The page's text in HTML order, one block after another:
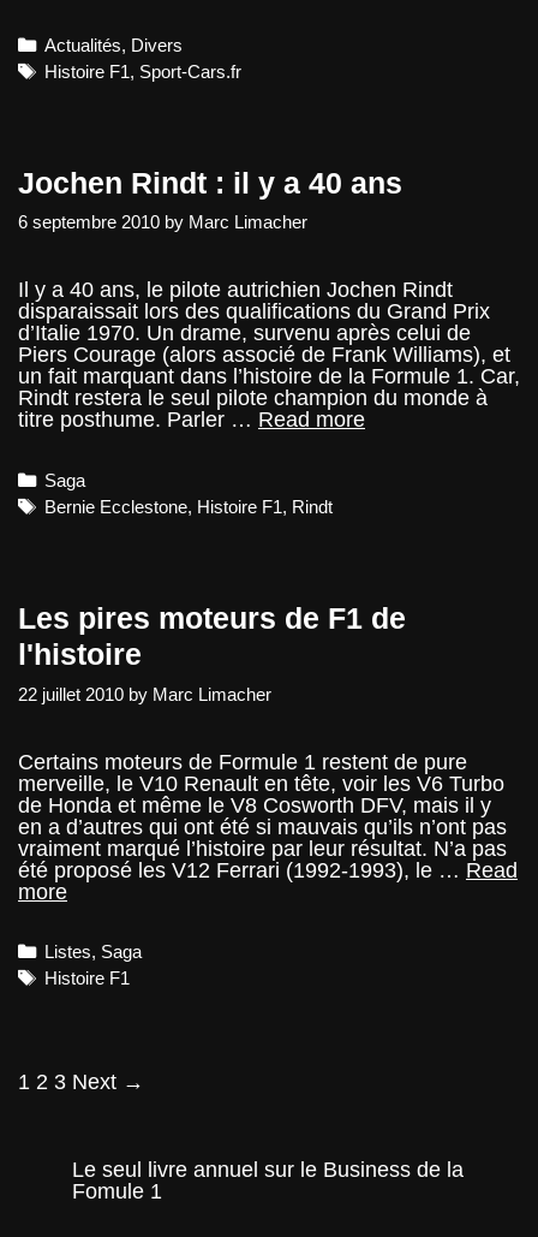
HTTT
Paul
Categories
Actualités, Divers
Tags
Histoire F1, Sport-Cars.fr
Jochen Rindt : il y a 40 ans
6 septembre 2010 by Marc Limacher
Il y a 40 ans, le pilote autrichien Jochen Rindt
disparaissait lors des qualifications du Grand Prix
d’Italie 1970. Un drame, survenu après celui de
Piers Courage (alors associé de Frank Williams), et
un fait marquant dans l’histoire de la Formule 1. Car,
Rindt restera le seul pilote champion du monde à
titre posthume. Parler … Read moreJochen
Categories
Saga
Tags
Bernie Ecclestone, Histoire F1, Rindt
Les pires moteurs de F1 de
l'histoire
22 juillet 2010 by Marc Limacher
Certains moteurs de Formule 1 restent de pure
merveille, le V10 Renault en tête, voir les V6 Turbo
de Honda et même le V8 Cosworth DFV, mais il y
en a d’autres qui ont été si mauvais qu’ils n’ont pas
vraiment marqué l’histoire par leur résultat. N’a pas
été proposé les V12 Ferrari (1992-1993), le … Read
moreLes
de
F1
Categories
Listes, Saga
Tags
Histoire F1
Post
1 2 3 Next →
Le seul livre annuel sur le Business de la
Fomule 1